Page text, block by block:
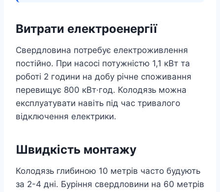
Витрати електроенергії
Свердловина потребує електроживлення
постійно. При насосі потужністю 1,1 кВт та
роботі 2 години на добу річне споживання
перевищує 800 кВт·год. Колодязь можна
експлуатувати навіть під час тривалого
відключення електрики.
Швидкість монтажу
Колодязь глибиною 10 метрів часто будують
за 2-4 дні. Буріння свердловини на 60 метрів